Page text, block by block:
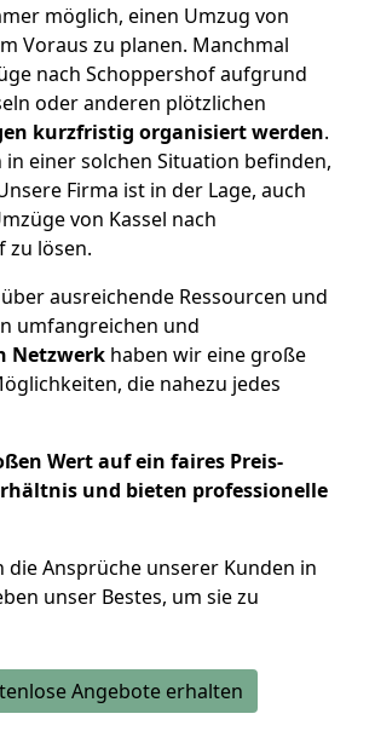
möglich, einen Umzug von
Voraus zu planen. Manchmal
nach Schoppershof aufgrund
oder anderen plötzlichen
kurzfristig organisiert werden.
in einer solchen Situation befinden,
Firma ist in der Lage, auch
von Kassel nach
zu lösen.
ausreichende Ressourcen und
umfangreichen und
Netzwerk haben wir eine große
die nahezu jedes
Wert auf ein faires Preis-
und bieten professionelle
die Ansprüche unserer Kunden in
unser Bestes, um sie zu
Angebote erhalten